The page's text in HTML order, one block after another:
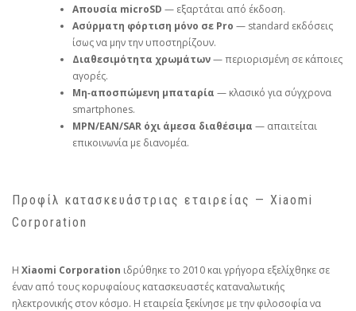
Απουσία microSD — εξαρτάται από έκδοση.
Ασύρματη φόρτιση μόνο σε Pro — standard εκδόσεις
ίσως να μην την υποστηρίζουν.
Διαθεσιμότητα χρωμάτων— περιορισμένη σε κάποιες
αγορές.
Μη‑αποσπώμενη μπαταρία — κλασικό για σύγχρονα
smartphones.
MPN/EAN/SAR όχι άμεσα διαθέσιμα — απαιτείται
επικοινωνία με διανομέα.
Προφίλ κατασκευάστριας εταιρείας — Xiaomi
Corporation
Η Xiaomi Corporation ιδρύθηκε το 2010 και γρήγορα εξελίχθηκε σε
έναν από τους κορυφαίους κατασκευαστές καταναλωτικής
ηλεκτρονικής στον κόσμο. Η εταιρεία ξεκίνησε με την φιλοσοφία να